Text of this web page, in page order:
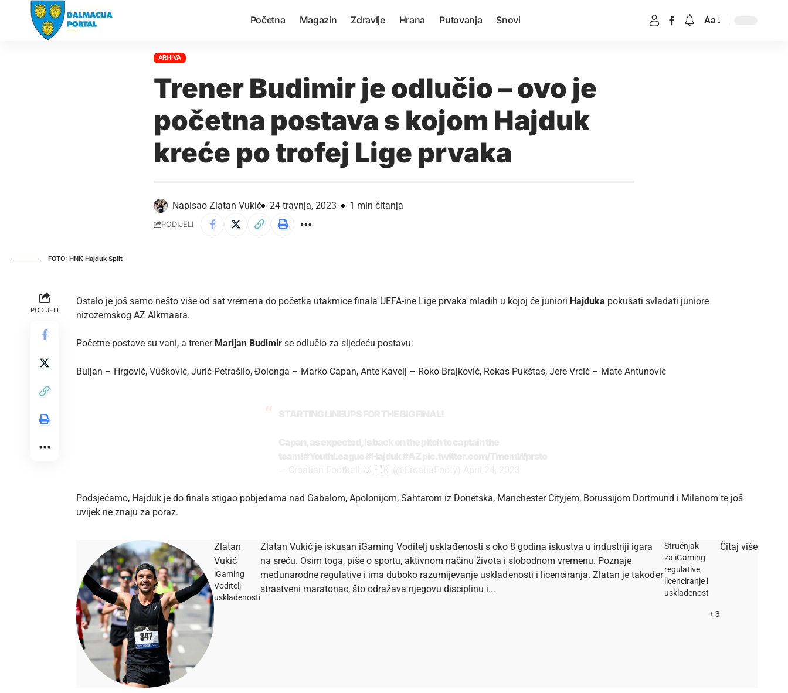
Početna Magazin Zdravlje Hrana Putovanja Snovi Aa
ARHIVA
Trener Budimir je odlučio – ovo je
početna postava s kojom Hajduk
kreće po trofej Lige prvaka
Napisao Zlatan Vukić 24 travnja, 2023 1 min čitanja
PODIJELI
FOTO: HNK Hajduk Split
PODIJELI
Ostalo je još samo nešto više od sat vremena do početka utakmice finala UEFA-ine Lige prvaka mladih u kojoj će juniori Hajduka pokušati svladati juniore
nizozemskog AZ Alkmaara.
Početne postave su vani, a trener Marijan Budimir se odlučio za sljedeću postavu:
Buljan – Hrgović, Vušković, Jurić-Petrašilo, Đolonga – Marko Capan, Ante Kavelj – Roko Brajković, Rokas Pukštas, Jere Vrcić – Mate Antunović
Podsjećamo, Hajduk je do finala stigao pobjedama nad Gabalom, Apolonijom, Sahtarom iz Donetska, Manchester Cityjem, Borussijom Dortmund i Milanom te još
uvijek ne znaju za poraz.
Zlatan
Vukić
iGaming
Voditelj
usklađenosti
Zlatan Vukić je iskusan iGaming Voditelj usklađenosti s oko 8 godina iskustva u industriji igara
na sreću. Osim toga, piše o sportu, aktivnom načinu života i slobodnom vremenu. Poznaje
međunarodne regulative i ima duboko razumijevanje usklađenosti i licenciranja. Zlatan je također
strastveni maratonac, što odražava njegovu disciplinu i...
Stručnjak
za iGaming
regulative,
licenciranje i
usklađenost
+ 3
Čitaj više